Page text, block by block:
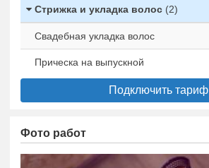
Стрижка и укладка волос (2)
Свадебная укладка волос
Прическа на выпускной
Подключить тариф
Фото работ